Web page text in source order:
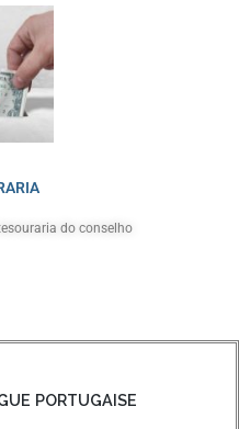
do conselho
PORTUGAISE